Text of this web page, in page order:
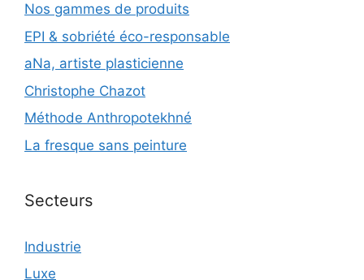
Nos gammes de produits
EPI & sobriété éco-responsable
aNa, artiste plasticienne
Christophe Chazot
Méthode Anthropotekhné
La fresque sans peinture
Secteurs
Industrie
Luxe